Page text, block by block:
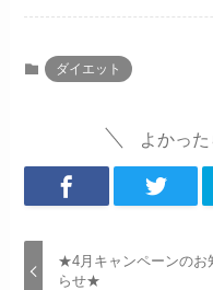
ダイエット
よかっ
★4月キャンペーンのお
らせ★